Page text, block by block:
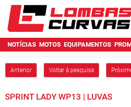
NOTÍCIAS MOTOS EQUIPAMENTOS
Anterior Voltar à pesquisa
SPRINT LADY WP13 | LUVAS